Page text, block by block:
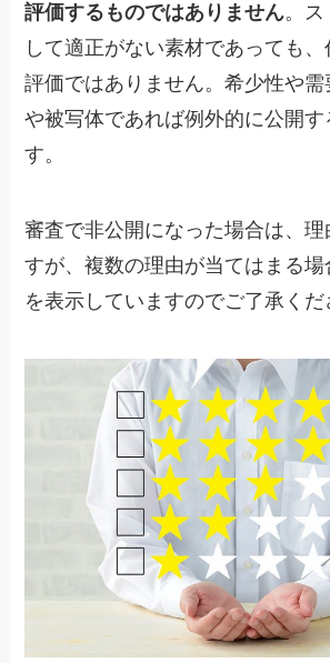
評価するものではありません。ス
して適正がない素材であっても
評価ではありません。希少性や
や被写体であれば例外的に公開す
す。
審査で非公開になった場合は、理
すが、複数の理由が当てはまる
を表示していますのでご了承くだ